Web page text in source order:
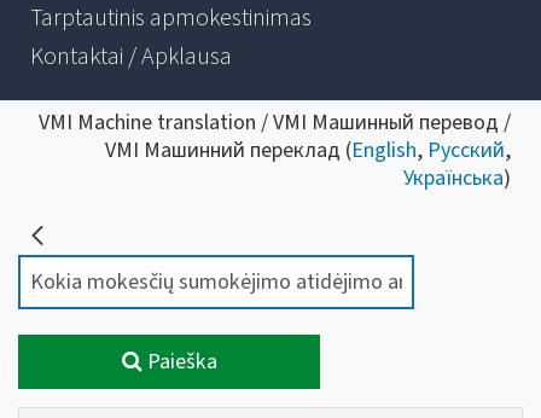
Tarptautinis apmokestinimas
Kontaktai / Apklausa
VMI Machine translation / VMI Машинный перевод /
VMI Машинний переклад (English, Русский,
Українська)
Paieška